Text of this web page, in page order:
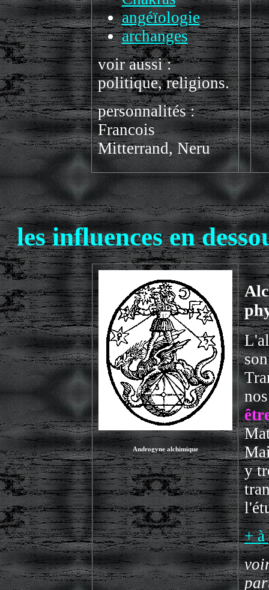
angéïologie
archanges
voir aussi :
politique, religions.
personnalités :
Francois
Mitterrand, Neru
les influences en
Androgyne alchimique
y
+